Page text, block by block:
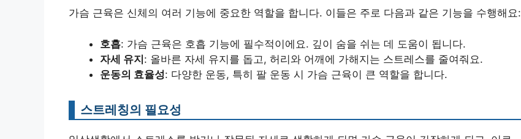
가슴 근육은 신체의 여러 기능에 중요한 역할을 합니다. 이들은 주로 다음과 같은 기능을 수행해요:
호흡: 가슴 근육은 호흡 기능에 필수적이에요. 깊이 숨을 쉬는 데 도움이 됩니다.
자세 유지: 올바른 자세 유지를 돕고, 허리와 어깨에 가해지는 스트레스를 줄여줘요.
운동의 효율성: 다양한 운동, 특히 팔 운동 시 가슴 근육이 큰 역할을 합니다.
스트레칭의 필요성